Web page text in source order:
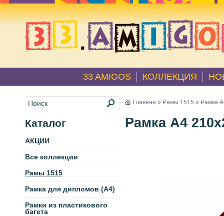
33 AMIGOS КОЛЛЕКЦИЯ
Каталог
АКЦИИ
Все коллекции
Рамы 1515
Рамка для дипломов (А4)
Рамки из пластикового
багета
Главная » Рамы 1515 » Рамка
Рамка А4